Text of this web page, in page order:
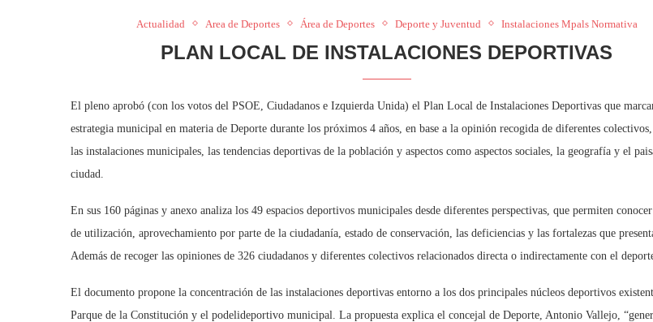
Actualidad Area de Deportes Área de Deportes Deporte y Juventud Instalaciones Mpals Normativa
PLAN LOCAL DE INSTALACIONES DEPORTIVAS
El pleno aprobó (con los votos del PSOE, Ciudadanos e Izquierda Unida) el Plan Local de Instalaciones Deportivas que
estrategia municipal en materia de Deporte durante los próximos 4 años, en base a la opinión recogida de diferentes
las instalaciones municipales, las tendencias deportivas de la población y aspectos como aspectos sociales, la geografía y el
ciudad.
En sus 160 páginas y anexo analiza los 49 espacios deportivos municipales desde diferentes perspectivas, que permiten
de utilización, aprovechamiento por parte de la ciudadanía, estado de conservación, las deficiencias y las fortalezas que
Además de recoger las opiniones de 326 ciudadanos y diferentes colectivos relacionados directa o indirectamente con el
El documento propone la concentración de las instalaciones deportivas entorno a los dos principales núcleos deportivos
Parque de la Constitución y el podelideportivo municipal. La propuesta explica el concejal de Deporte, Antonio Vallejo,